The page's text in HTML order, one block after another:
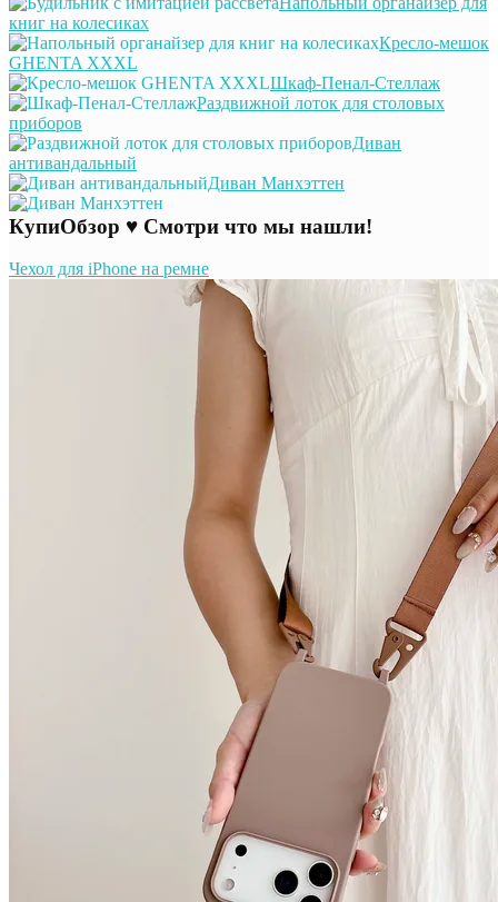
книг на колесиках
Кресло-мешок
GHENTA XXXL
Шкаф-Пенал-Стеллаж
Раздвижной лоток для столовых
приборов
Диван
антивандальный
Диван Манхэттен
КупиОбзор ♥ Смотри что мы нашли!
Чехол для iPhone на ремне